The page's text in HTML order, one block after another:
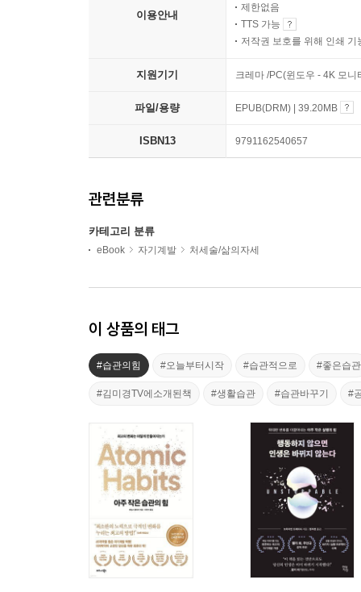
이용안내
제한없음
TTS 가능
저작권 보호를 위해 인쇄 기
지원기기 크레마 /PC(윈도우 - 4K 모
파일/용량 EPUB(DRM) | 39.20MB
ISBN13 9791162540657
관련분류
카테고리 분류
eBook 자기계발 처세술/삶의자세
이 상품의 태그
#습관의힘 #오늘부터시작 #습관적으로 #좋은습관
#김미경TV에소개된책 #생활습관 #습관바꾸기 #